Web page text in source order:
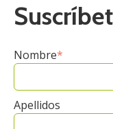
Nombre*
Apellidos